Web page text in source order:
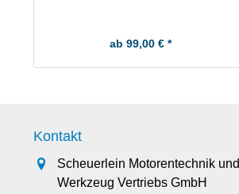
ab 99,00 € *
Kontakt
Scheuerlein Motorentechnik und
Werkzeug Vertriebs GmbH